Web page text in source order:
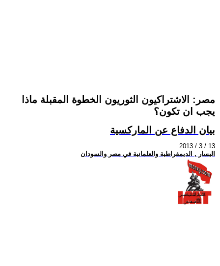
مصر: الاشتراكيون الثوريون الخطوة المقبلة ماذا
يجب ان تكون؟
بيان الدفاع عن الماركسية
2013 / 3 / 13
اليسار , الديمقراطية والعلمانية في مصر والسودان